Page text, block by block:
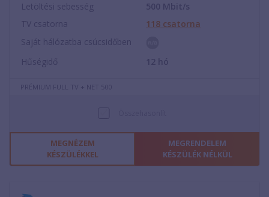
Letöltési sebesség 500 Mbit/s
TV csatorna
118 csatorna
Saját hálózatba csúcsidőben
Hűségidő
12 hó
PRÉMIUM FULL TV + NET 500
MEGNÉZEM
KÉSZÜLÉKKEL
MEGRENDELEM
KÉSZÜLÉK NÉLKÜL